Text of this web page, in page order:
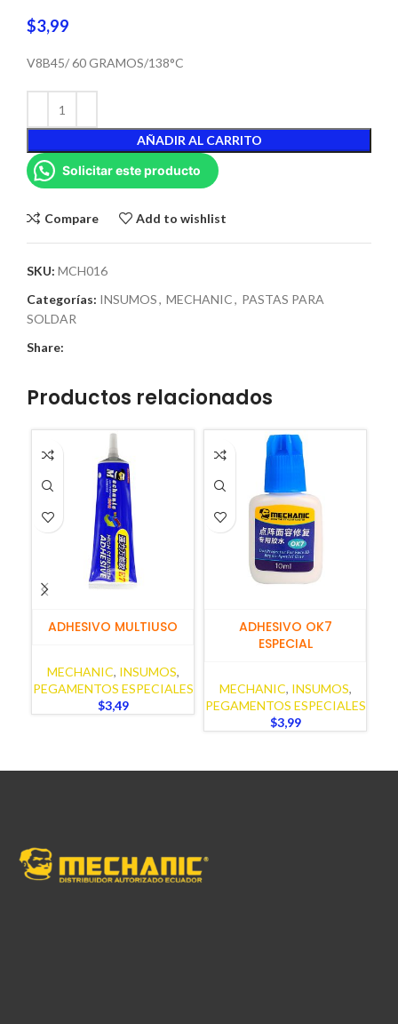
$3,99
V8B45/ 60 GRAMOS/138°C
AÑADIR AL CARRITO
Solicitar este producto
Compare Add to wishlist
SKU: MCH016
Categorías: INSUMOS, MECHANIC, PASTAS PARA
SOLDAR
Share:
Productos relacionados
ADHESIVO MULTIUSO
MECHANIC, INSUMOS,
PEGAMENTOS ESPECIALES
$3,49
ADHESIVO OK7
ESPECIAL
MECHANIC, INSUMOS,
PEGAMENTOS ESPECIALES
$3,99